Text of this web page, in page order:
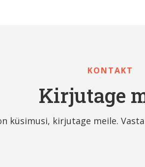
KONTAKT
Kirjutage
küsimusi, kirjutage meile.